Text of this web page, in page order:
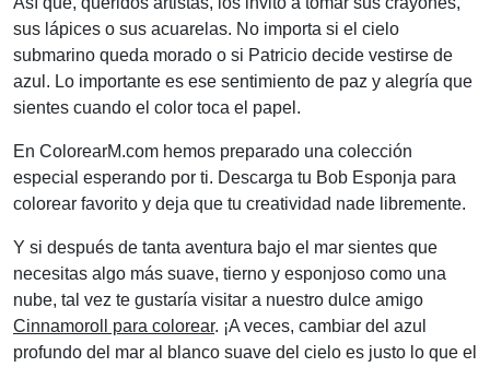
sus lápices o sus acuarelas. No importa si el cielo
submarino queda morado o si Patricio decide vestirse de
azul. Lo importante es ese sentimiento de paz y alegría que
sientes cuando el color toca el papel.
En ColorearM.com hemos preparado una colección
especial esperando por ti. Descarga tu Bob Esponja para
colorear favorito y deja que tu creatividad nade libremente.
Y si después de tanta aventura bajo el mar sientes que
necesitas algo más suave, tierno y esponjoso como una
nube, tal vez te gustaría visitar a nuestro dulce amigo
Cinnamoroll para colorear. ¡A veces, cambiar del azul
profundo del mar al blanco suave del cielo es justo lo que el